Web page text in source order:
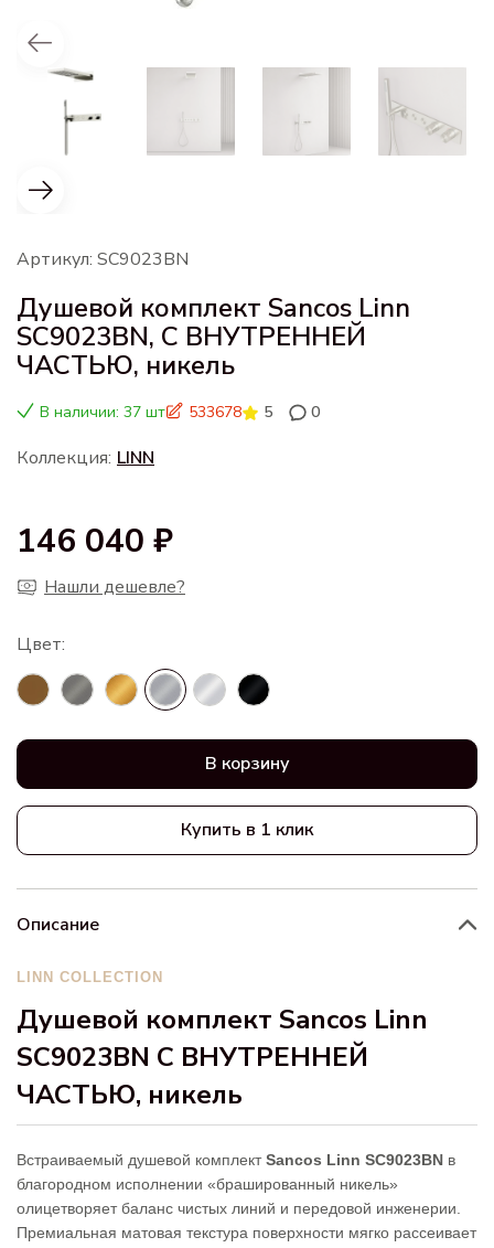
Артикул: SC9023BN
Душевой комплект Sancos Linn
SC9023BN, С ВНУТРЕННЕЙ
ЧАСТЬЮ, никель
В наличии: 37 шт 533678 5 0
Коллекция: LINN
146 040 ₽
Нашли дешевле?
В корзину
Купить в 1 клик
Описание
LINN COLLECTION
Душевой комплект Sancos Linn
SC9023BN С ВНУТРЕННЕЙ
ЧАСТЬЮ, никель
Встраиваемый душевой комплектSancos Linn SC9023BN в
благородном исполнении «брашированный никель»
олицетворяет баланс чистых линий и передовой инженерии.
Премиальная матовая текстура поверхности мягко рассеивает